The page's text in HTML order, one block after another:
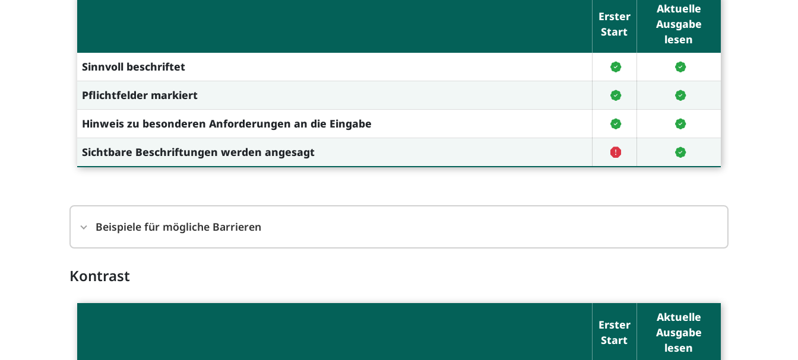
Erster
Start
Aktuelle
Ausgabe
lesen
Sinnvoll beschriftet
Pflichtfelder markiert
Hinweis zu besonderen Anforderungen an die Eingabe
Sichtbare Beschriftungen werden angesagt
Beispiele für mögliche Barrieren
Kontrast
Erster
Start
Aktuelle
Ausgabe
lesen